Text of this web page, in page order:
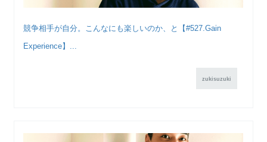
競争相手が自分。こんなにも楽しいのか、と【#527.Gain
Experience】...
zukisuzuki